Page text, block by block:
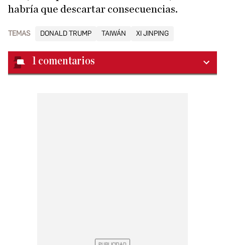
habría que descartar consecuencias.
TEMAS DONALD TRUMP TAIWÁN XI JINPING
1 comentarios